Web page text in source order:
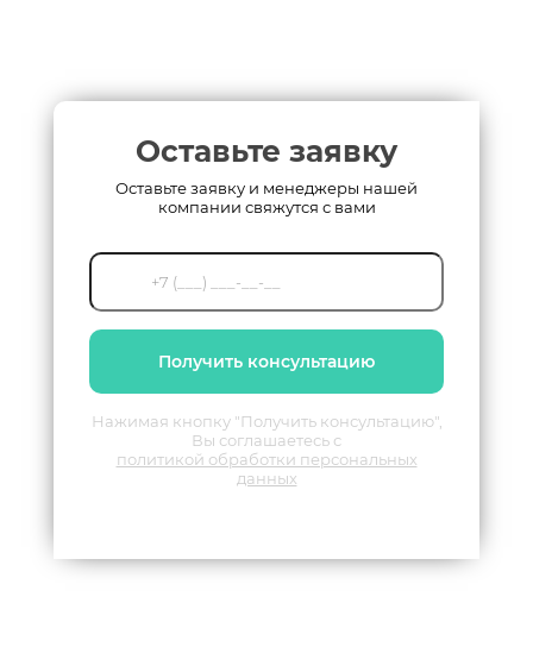
Оставьте заявку
Оставьте заявку и менеджеры нашей
компании свяжутся с вами
Получить консультацию
Нажимая кнопку "Получить консультацию",
Вы соглашаетесь с
политикой обработки персональных
данных